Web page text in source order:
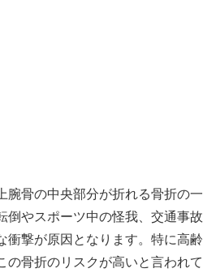
腕骨の中央部分が折れる骨折の一
倒やスポーツ中の怪我、交通事故
衝撃が原因となります。特に高齢
の骨折のリスクが高いと言われて